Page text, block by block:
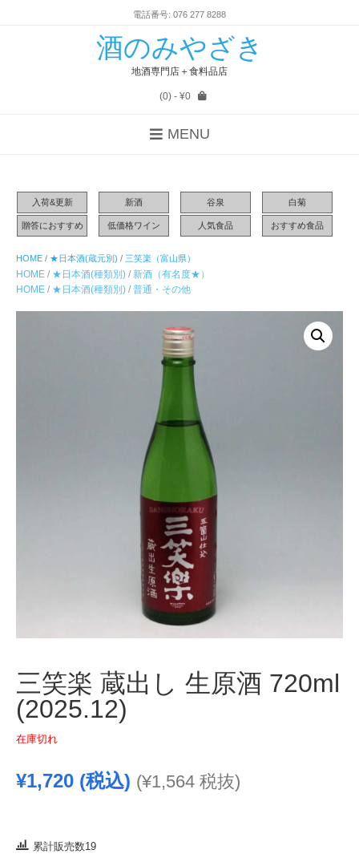
電話番号: 076 277 8288
酒のみやざき
地酒専門店＋食料品店
(0)- ¥0
MENU
入荷&更新 新酒 谷泉 白菊
贈答におすすめ 低価格ワイン 人気食品 おすすめ食品
HOME / ★日本酒(蔵元別) / 三笑楽（富山県）
HOME / ★日本酒(種類別) / 新酒（有名度★）
HOME / ★日本酒(種類別) / 普通・その他
三笑楽 蔵出し 生原酒 720ml
(2025.12)
在庫切れ
¥1,720 (税込) (¥1,564 税抜)
累計販売数19